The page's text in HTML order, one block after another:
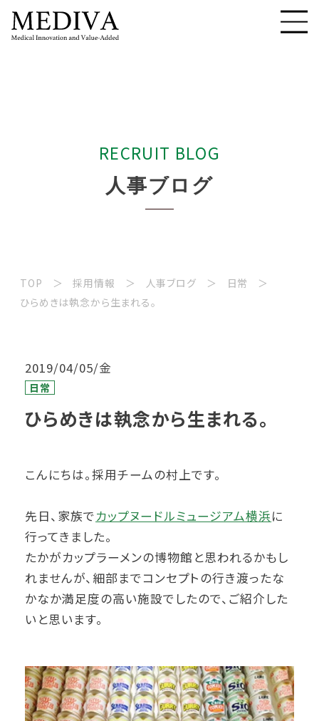
RECRUIT BLOG
人事ブロ グ
TOP 採用情報 人事ブログ
日常
ひらめきは執念から生まれる。
2019/04/05/金
日常
ひらめきは執念から生まれる。
こんにちは。採用チームの村上です。
先日、家族でカップヌードルミュージアム横浜に
行ってきました。
たかがカップラーメンの博物館と思われるかもし
れませんが、細部までコンセプトの行き渡ったな
かなか満足度の高い施設でしたので、ご紹介した
いと思います。